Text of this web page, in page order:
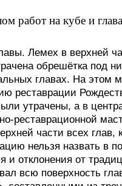
работ на кубе и
Лемех в верхней
обрешётка под
главах. На этом
реставрации
утрачены, а в
реставрационной
части всех глав,
нельзя назвать в
отклонения от
всю поверхность